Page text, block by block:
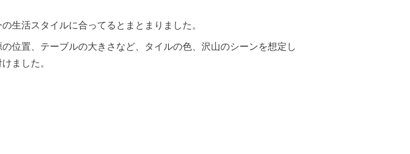
生活スタイルに合ってるとまとまりました。
位置、テーブルの大きさなど、タイルの色、沢山のシーンを想定し
ました。